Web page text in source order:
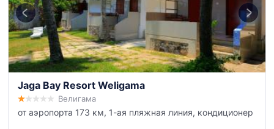
Jaga Bay Resort Weligama
Велигама
от аэропорта 173 км, 1-ая пляжная линия, кондиционер